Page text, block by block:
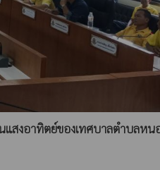
แสงอาทิตย์ของเทศบาลตำบลหน